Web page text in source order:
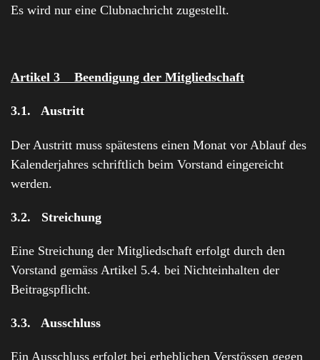
Es wird nur eine Clubnachricht zugestellt.
Artikel 3 Beendigung der Mitgliedschaft
3.1. Austritt
Der Austritt muss spätestens einen Monat vor Ablauf des
Kalenderjahres schriftlich beim Vorstand eingereicht
werden.
3.2. Streichung
Eine Streichung der Mitgliedschaft erfolgt durch den
Vorstand gemäss Artikel 5.4. bei Nichteinhalten der
Beitragspflicht.
3.3. Ausschluss
Ein Ausschluss erfolgt bei erheblichen Verstössen gegen